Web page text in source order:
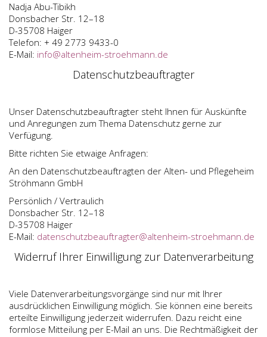
Nadja Abu-Tibikh
Donsbacher Str. 12–18
D-35708 Haiger
Telefon: + 49 2773 9433-0
E-Mail: info@altenheim-stroehmann.de
Datenschutzbeauftragter
Unser Datenschutzbeauftragter steht Ihnen für Auskünfte
und Anregungen zum Thema Datenschutz gerne zur
Verfügung.
Bitte richten Sie etwaige Anfragen:
An den Datenschutzbeauftragten der Alten- und Pflegeheim
Ströhmann GmbH
Persönlich / Vertraulich
Donsbacher Str. 12–18
D-35708 Haiger
E-Mail: datenschutzbeauftragter@altenheim-stroehmann.de
Widerruf Ihrer Einwilligung zur Datenverarbeitung
Viele Datenverarbeitungsvorgänge sind nur mit Ihrer
ausdrücklichen Einwilligung möglich. Sie können eine bereits
erteilte Einwilligung jederzeit widerrufen. Dazu reicht eine
formlose Mitteilung per E-Mail an uns. Die Rechtmäßigkeit der